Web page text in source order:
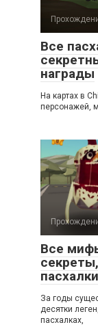
Все
награды
На картах в
персонажей,
Все
пасхалки
За годы
десятки
пасхалках,